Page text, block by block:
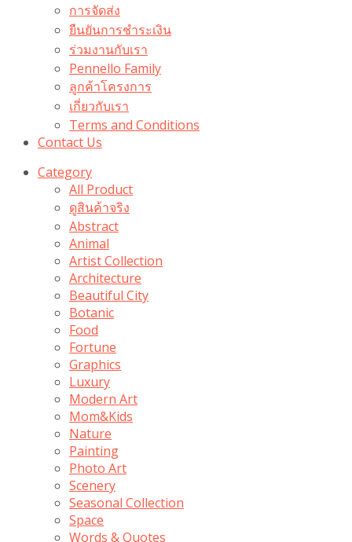
การจัดส่ง
ยืนยันการชำระเงิน
ร่วมงานกับเรา
Pennello Family
ลูกค้าโครงการ
เกี่ยวกับเรา
Terms and Conditions
Contact Us
Category
All Product
ดูสินค้าจริง
Abstract
Animal
Artist Collection
Architecture
Beautiful City
Botanic
Food
Fortune
Graphics
Luxury
Modern Art
Mom&Kids
Nature
Painting
Photo Art
Scenery
Seasonal Collection
Space
Words & Quotes